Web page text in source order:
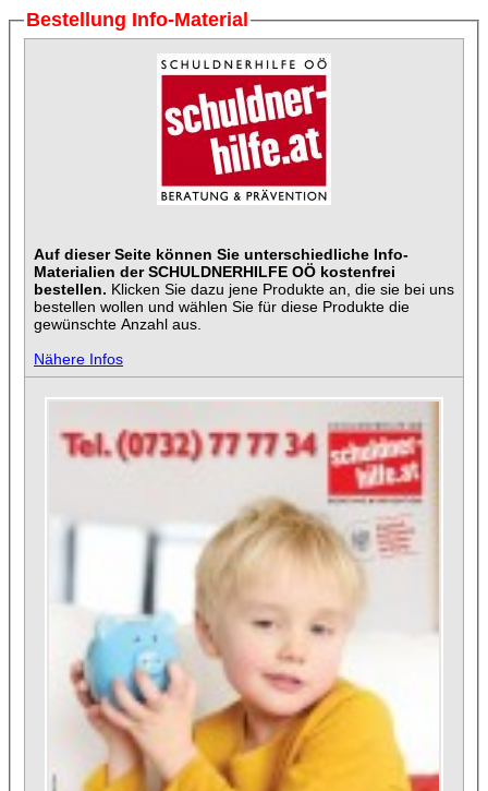
Bestellung Info-Material
Auf dieser Seite können Sie unterschiedliche Info-
Materialien der SCHULDNERHILFE OÖ kostenfrei
bestellen. Klicken Sie dazu jene Produkte an, die sie bei uns
bestellen wollen und wählen Sie für diese Produkte die
gewünschte Anzahl aus.
Nähere Infos